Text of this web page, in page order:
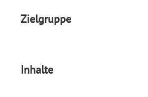
Zielgruppe
Inhalte